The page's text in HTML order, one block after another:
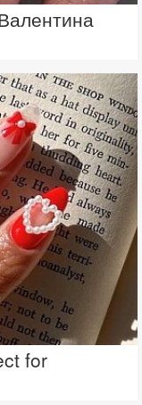
for